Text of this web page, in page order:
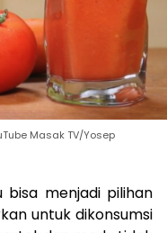
Masak TV/Yosep
menjadi pilihan
untuk dikonsumsi